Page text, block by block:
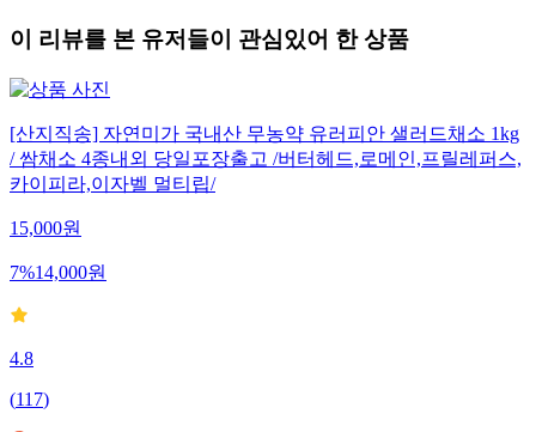
이 리뷰를 본 유저들이 관심있어 한 상품
[산지직송] 자연미가 국내산 무농약 유러피안 샐러드채소 1kg
/ 쌈채소 4종내외 당일포장출고 /버터헤드,로메인,프릴레퍼스,
카이피라,이자벨 멀티립/
15,000원
7%14,000원
4.8
(117)